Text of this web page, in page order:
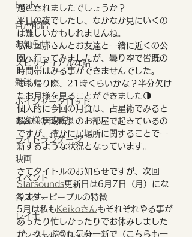
healy
音声配信
お知らせ
スピリチュアルな話
雑談
ボイジャータロット
お客様のご感想
ライトランゲージ
映画
イベント
各スターピープルの特徴
レイキ
エンジェルタロット
過ごされましたでしょうか？
平日の夜でしたし、なかなか見にいくの
は難しいかもしれませんね。
私は旦那さんとお友達と一緒に近くの公
園へ行ってみましたが、曇り空で皆既の
時間帯はみる事ができませんでした。
でも帰り際、21時くらいかな？半分欠け
たお月様を見ることができました🌗
個人的に今回の月食は、占星術でみると
私の「居場所」のお部屋で起きているの
ですが、確かに居場所に関することで一
新するような状況となっています。
さてタイトルのお知らせですが、次回
Starsounds更新日は6月7日（月）にな
ります。
5月は私も Keikoさんもそれぞれやる事が
あったり忙しかったりでお休みしました
が、久しぶりに気分一新で（こちらも一